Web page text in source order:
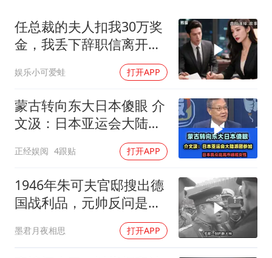
《龙餐馆》 冲奖
笔试第一被劝弃考涉事副校长被撤职
构建更高水平的全民健身公共服务体系
奋力开创中国式现代化建设新局面
任总裁的夫人扣我30万奖
金，我丢下辞职信离开，
当晚她慌忙问：甲方只和
你签约
娱乐小可爱蛙 打开APP
蒙古转向东大日本傻眼 介
文汲：日本亚运会大陆派
正经娱阅 4跟贴 打开APP
1946年朱可夫官邸搜出德
国战利品，元帅反问是否
墨君月夜相思 打开APP